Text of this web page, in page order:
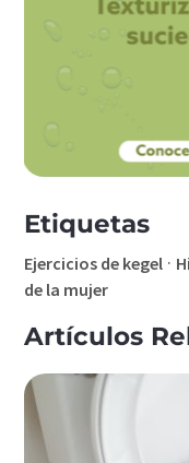
Etiquetas
Ejercicios de kegel ·
de la mujer
Artículos